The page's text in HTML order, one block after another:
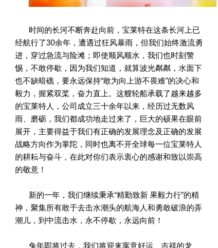
时间的长河不断奔赴向前，宝莱特在这条长河上已
经航行了30余年，遭遇过狂风暴雨，但我们始终激流勇
进，穿过急流与险滩；即使顺风顺水，我们也时刻警
惕，不敢停歇，因为我们知道，就算波光粼粼，水面下
也不缺暗礁，要永远保持“敢为向上游不畏难”的决心和
毅力，握紧双桨，奋力直上。这艘轮船承载了越来越多
的宝莱特人，公司成立三十余年以来，经历过无数风
雨、磨砺，我们都成功地走过来了，巨大的硕果在眼前
展开，主要得益于我们有正确的发展理念及正确的发展
战略方向作为掌陀，同时也离不开全球每一位宝莱特人
的耕耘与奋斗，在此对你们表示衷心的感谢和致以崇高
的敬意！
新的一年，我们继续秉承“精勤致新 果毅力行”的精
神，聚集所有敢于去击水潮头的航海人和勇敢破浪的弄
潮儿，到中流击水，永不停歇，永远向前！
兔年即将过去，我们将迎来寓意好运、吉祥的龙